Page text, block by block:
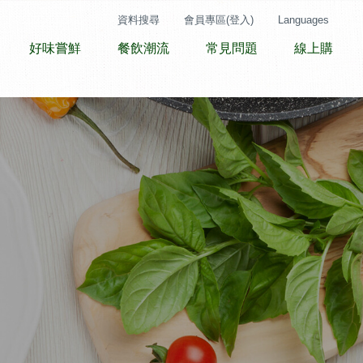
好味嘗鮮 餐飲潮流 常見問題 線上購
資料搜尋 會員專區(登入) Languages